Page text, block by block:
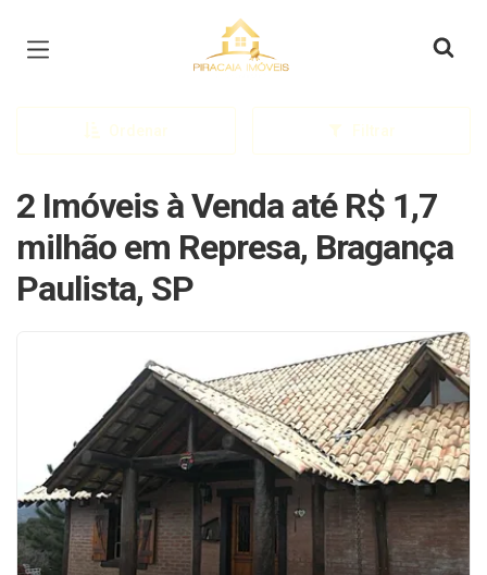
Página inicial
Ordenar Filtrar
2 Imóveis à Venda até R$ 1,7
milhão em Represa, Bragança
Paulista, SP